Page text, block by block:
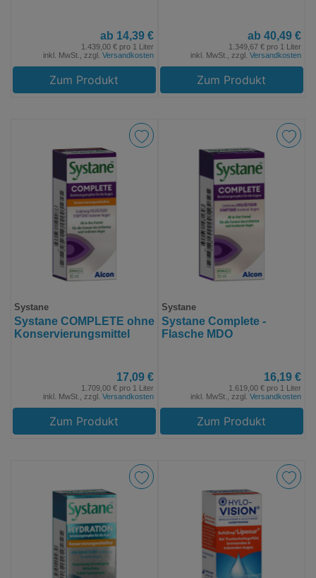
ab 14,39 €
1.439,00 € pro 1 Liter
inkl. MwSt., zzgl. Versandkosten
Zum Produkt
ab 40,49 €
1.349,67 € pro 1 Liter
inkl. MwSt., zzgl. Versandkosten
Zum Produkt
Systane
Systane COMPLETE ohne
Konservierungsmittel
17,09 €
1.709,00 € pro 1 Liter
inkl. MwSt., zzgl. Versandkosten
Zum Produkt
Systane
Systane Complete -
Flasche MDO
16,19 €
1.619,00 € pro 1 Liter
inkl. MwSt., zzgl. Versandkosten
Zum Produkt